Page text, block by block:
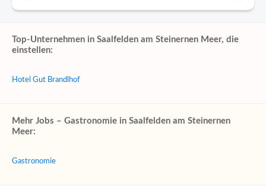
Top-Unternehmen in Saalfelden am Steinernen Meer, die
einstellen:
Hotel Gut Brandlhof
Mehr Jobs – Gastronomie in Saalfelden am Steinernen
Meer:
Gastronomie